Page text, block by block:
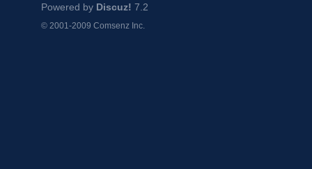
Powered by Discuz! 7.2
© 2001-2009 Comsenz Inc.